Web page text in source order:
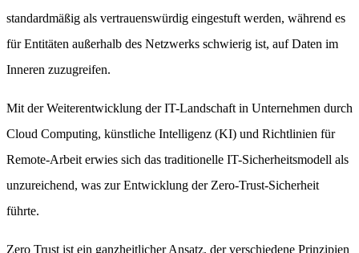
standardmäßig als vertrauenswürdig eingestuft werden, während es
für Entitäten außerhalb des Netzwerks schwierig ist, auf Daten im
Inneren zuzugreifen.
Mit der Weiterentwicklung der IT-Landschaft in Unternehmen durch
Cloud Computing, künstliche Intelligenz (KI) und Richtlinien für
Remote-Arbeit erwies sich das traditionelle IT-Sicherheitsmodell als
unzureichend, was zur Entwicklung der Zero-Trust-Sicherheit
führte.
Zero Trust ist ein ganzheitlicher Ansatz, der verschiedene Prinzipien